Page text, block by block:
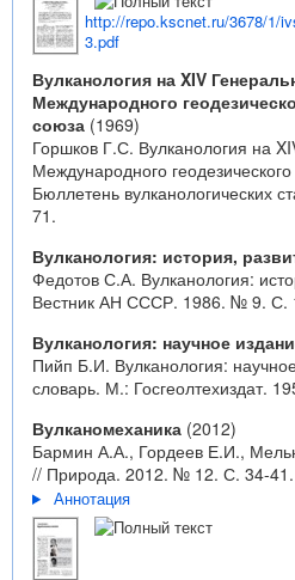
http://repo.kscnet.ru/3678/1/
3.pdf
Вулканология на XIV
Международного
союза (1969)
Горшков Г.С. Вулканология на
Международного
Бюллетень вулканологических
71.
Вулканология: история,
Федотов С.А. Вулканология:
Вестник АН СССР. 1986. № 9. С.
Вулканология: научное
Пийп Б.И. Вулканология:
словарь. М.: Госгеолтехиздат.
Вулканомеханика (2012)
Бармин А.А., Гордеев Е.И.,
// Природа. 2012. № 12. С. 34-41.
Аннотация